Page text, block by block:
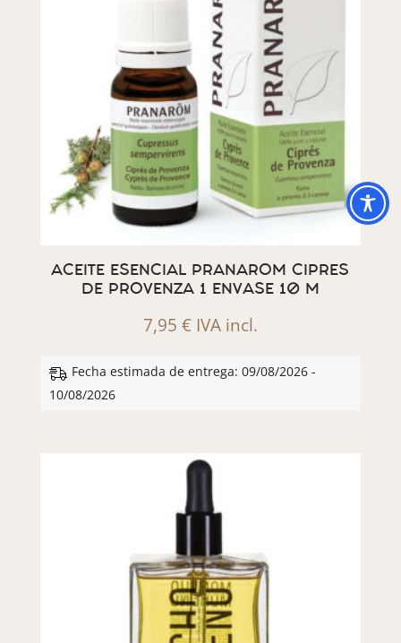
ACEITE ESENCIAL PRANAROM CIPRES
DE PROVENZA 1 ENVASE 10 M
7,95 € IVA incl.
Fecha estimada de entrega: 09/08/2026 -
10/08/2026